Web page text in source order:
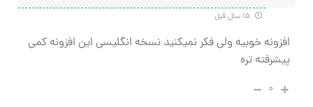
افزونه خوبیه ولی فکر نمیکنید نسخه انگلیسی این افزونه کمی
پیشرفته تره
۰